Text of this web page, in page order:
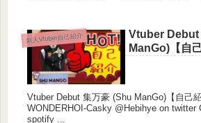
新人Vtuber自己紹介
Vtuber Debut
ManGo)【自
Vtuber Debut 集万豪 (Shu ManGo)【自己紹介】
WONDERHOI-Casky @Hebihye on twitter CaskyMusic on
spotify ...